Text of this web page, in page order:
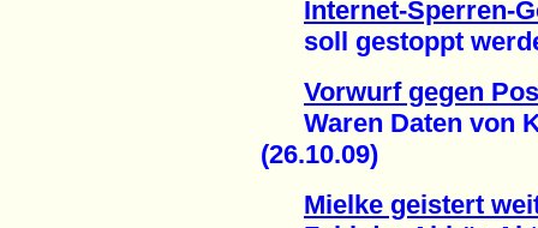
Internet-Sperren-
soll gestoppt
Vorwurf gegen
Waren Daten von
(26.10.09)
Mielke geistert